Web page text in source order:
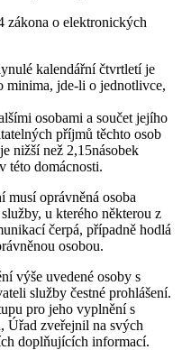
zákona o elektronických
kalendářní čtvrtletí je
minima, jde-li o jednotlivce,
osobami a součet jejího
příjmů těchto osob
nižší než 2,15násobek
této domácnosti.
musí oprávněná osoba
u kterého některou z
čerpá, případně hodlá
osobou.
výše uvedené osoby s
služby čestné prohlášení.
pro jeho vyplnění s
Úřad zveřejnil na svých
doplňujících informací.